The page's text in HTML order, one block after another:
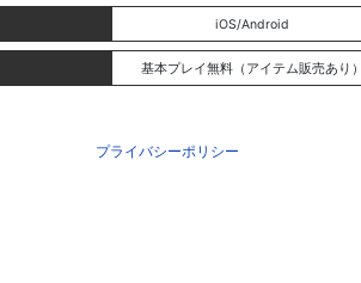
iOS/Android
基本プレイ無料（アイテム販売あり）
プライバシーポリシー